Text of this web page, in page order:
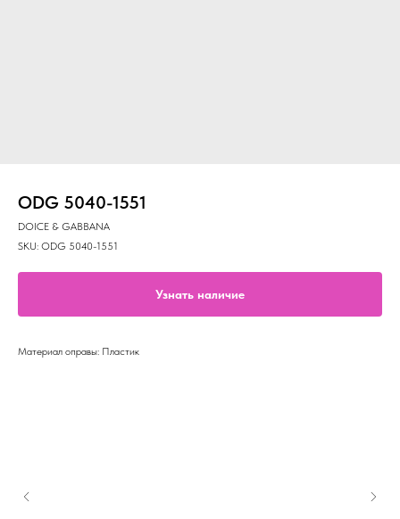
ОDG 5040-1551
DOICE & GABBANA
SKU: ОDG 5040-1551
Узнать наличие
Материал оправы: Пластик